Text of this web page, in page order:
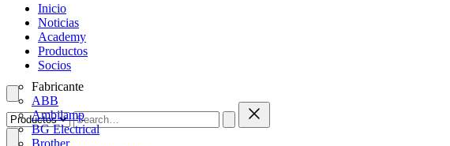
Inicio
Noticias
Academy
Productos
Socios
Fabricante
ABB
Ambilamp
BG Electrical
Brother